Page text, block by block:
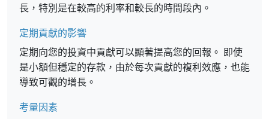
長，特別是在較高的利率和較長的時間段內。
定期貢獻的影響
定期向您的投資中貢獻可以顯著提高您的回報。 即使
是小額但穩定的存款，由於每次貢獻的複利效應，也能
導致可觀的增長。
考量因素